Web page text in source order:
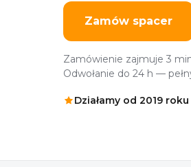
Zamów spacer
Zamówienie zajmuje 3
Odwołanie do 24 h —
Działamy od 2019